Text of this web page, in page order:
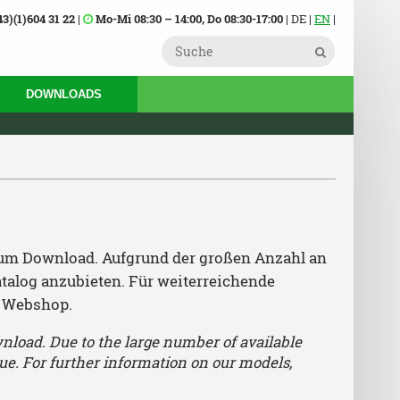
31 22| Mo-Mi 08:30 – 14:00, Do 08:30-17:00 | DE | EN|
DOWNLOADS
Download. Aufgrund der großen Anzahl an
anzubieten. Für weiterreichende
Due to the large number of available
For further information on our models,